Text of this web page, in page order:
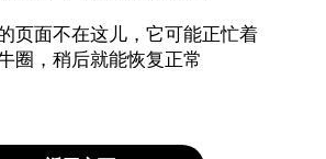
页面不在这儿，它可能正忙着
圈，稍后就能恢复正常